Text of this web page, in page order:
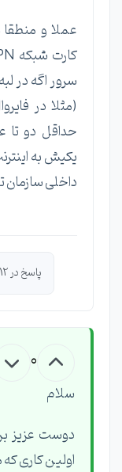
عملا و منطقا
حداقل دو تا
یکیش به
داخلی
پاسخ در 1397/01/12 توسط
0
سلام
دوست عزیز